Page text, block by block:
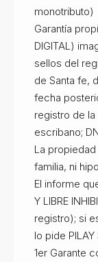
monotributo)
Garantía
DIGITAL)
sellos del
de Santa fe,
fecha
registro de
escribano;
La
familia, ni
El informe
Y LIBRE
registro); si
lo pide PILAY
1er Garante